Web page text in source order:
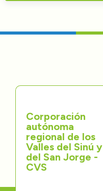
Transparencia
Participa
Trámites y Servicios
Contáctenos
Corporación
autónoma
regional de los
Valles del Sinú y
del San Jorge -
CVS